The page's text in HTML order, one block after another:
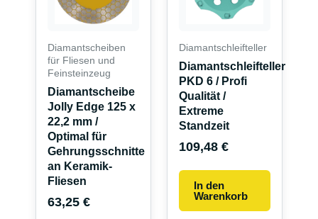
Diamantscheiben
für Fliesen und
Feinsteinzeug
Diamantscheibe
Jolly Edge 125 x
22,2 mm /
Optimal für
Gehrungsschnitte
an Keramik-
Fliesen
63,25€
Diamantschleifteller
Diamantschleifteller
PKD 6 / Profi
Qualität /
Extreme
Standzeit
109,48 €
In den
Warenkorb